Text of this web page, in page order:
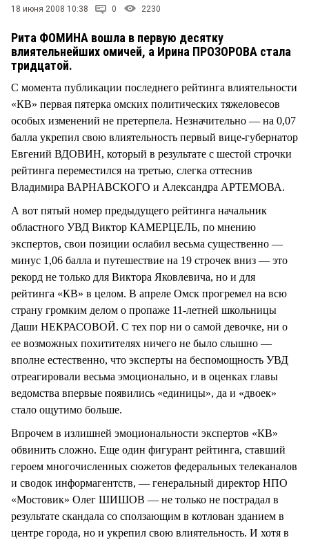
18 июня 2008 10:38 0 2230
Рита ФОМИНА вошла в первую десятку
влиятельнейших омичей, а Ирина ПРОЗОРОВА стала
тридцатой.
С момента публикации последнего рейтинга влиятельности
«КВ» первая пятерка омских политических тяжеловесов
особых изменений не претерпела. Незначительно — на 0,07
балла укрепил свою влиятельность первый вице-губернатор
Евгений ВДОВИН, который в результате с шестой строчки
рейтинга переместился на третью, слегка оттеснив
Владимира ВАРНАВСКОГО и Александра АРТЕМОВА.
А вот пятый номер предыдущего рейтинга начальник
областного УВД Виктор КАМЕРЦЕЛЬ, по мнению
экспертов, свои позиции ослабил весьма существенно —
минус 1,06 балла и путешествие на 19 строчек вниз — это
рекорд не только для Виктора Яковлевича, но и для
рейтинга «КВ» в целом. В апреле Омск прогремел на всю
страну громким делом о пропаже 11-летней школьницы
Даши НЕКРАСОВОЙ. С тех пор ни о самой девочке, ни о
ее возможных похитителях ничего не было слышно —
вполне естественно, что эксперты на беспомощность УВД
отреагировали весьма эмоционально, и в оценках главы
ведомства впервые появились «единицы», да и «двоек»
стало ощутимо больше.
Впрочем в излишней эмоциональности экспертов «КВ»
обвинить сложно. Еще один фигурант рейтинга, ставший
героем многочисленных сюжетов федеральных телеканалов
и сводок информагентств, — генеральный директор НПО
«Мостовик» Олег ШИШОВ — не только не пострадал в
результате скандала со сползающим в котлован зданием в
центре города, но и укрепил свою влиятельность. И хотя в